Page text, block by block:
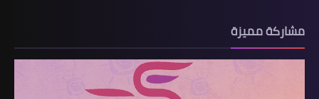
مشاركة مميزة